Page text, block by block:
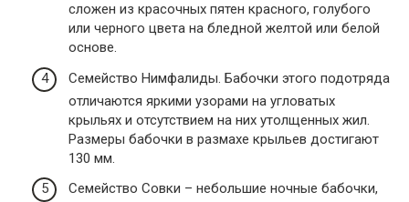
сложен из красочных пятен красного, голубого
или черного цвета на бледной желтой или белой
основе.
Семейство Нимфалиды. Бабочки этого подотряда
отличаются яркими узорами на угловатых
крыльях и отсутствием на них утолщенных жил.
Размеры бабочки в размахе крыльев достигают
130 мм.
Семейство Совки – небольшие ночные бабочки,